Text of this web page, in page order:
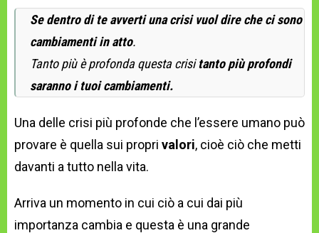
Se dentro di te avverti una crisi vuol dire che ci sono
cambiamenti in atto.
Tanto più è profonda questa crisitanto più profondi
saranno i tuoi cambiamenti.
Una delle crisi più profonde che l’essere umano può
provare è quella sui propri valori, cioè ciò che metti
davanti a tutto nella vita.
Arriva un momento in cui ciò a cui dai più
importanza cambia e questa è una grande